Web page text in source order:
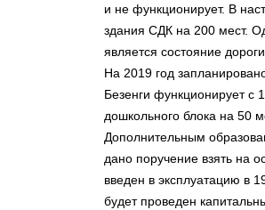
и не функционирует. В
здания СДК на 200 мест.
является состояние
На 2019 год
Безенги функционирует с
дошкольного блока на 50
Дополнительным
дано поручение взять на
введен в эксплуатацию в
будет проведен